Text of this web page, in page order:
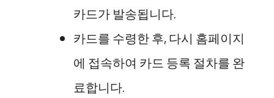
카드가 발송됩니다.
카드를 수령한 후, 다시 홈페이지
에 접속하여 카드 등록 절차를 완
료합니다.